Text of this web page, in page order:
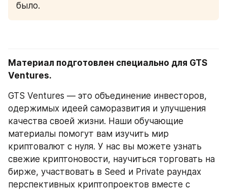
было.
Материал подготовлен специально для GTS
Ventures.
GTS Ventures — это объединение инвесторов,
одержимых идеей саморазвития и улучшения
качества своей жизни. Наши обучающие
материалы помогут вам изучить мир
криптовалют с нуля. У нас вы можете узнать
свежие криптоновости, научиться торговать на
бирже, участвовать в Seed и Private раундах
перспективных криптопроектов вместе с